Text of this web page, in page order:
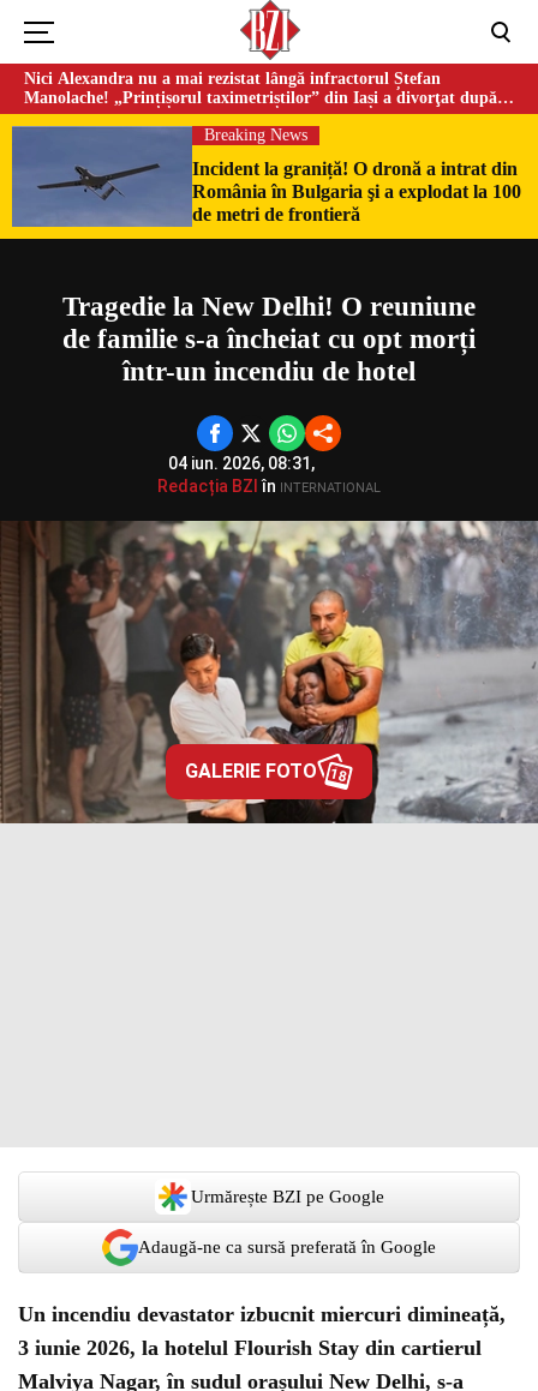
Nici Alexandra nu a mai rezistat lângă infractorul Ștefan
Manolache! „Prințișorul taximetriștilor” din Iași a divorţat după
doi ani de căsnicie
Breaking News
Incident la graniță! O dronă a intrat din
România în Bulgaria şi a explodat la 100
de metri de frontieră
Could not play video.
There was a problem trying to load the video.
Tragedie la New Delhi! O reuniune
de familie s-a încheiat cu opt morți
într-un incendiu de hotel
04 iun. 2026, 08:31,
Redacția BZI în INTERNATIONAL
GALERIE FOTO 18
Urmărește BZI pe Google
Adaugă-ne ca sursă preferată în Google
Un incendiu devastator izbucnit miercuri dimineață,
3 iunie 2026, la hotelul Flourish Stay din cartierul
Malviya Nagar, în sudul orașului New Delhi, s-a